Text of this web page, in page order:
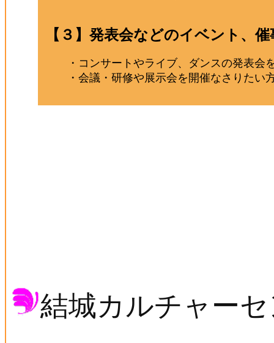
【３】発表会などのイベント、
・コンサートやライブ、ダンスの発表会
・会議・研修や展示会を開催なさりたい
結城カルチャー